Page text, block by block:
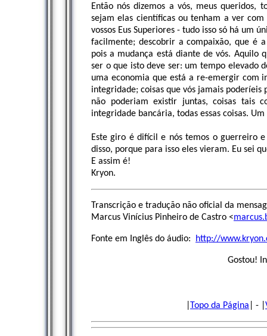
Então nós dizemos a vós, meus queridos,
sejam elas científicas ou tenham a ver com
vossos Eus Superiores - tudo isso só há um
facilmente; descobrir a compaixão, que é
pois a mudança está diante de vós. Aquilo
ser o que isto deve ser: um tempo elevado
uma economia que está a re-emergir com
integridade; coisas que vós jamais
não poderiam existir juntas, coisas tais
integridade bancária, todas essas coisas.
Este giro é difícil e nós temos o guerreiro
disso, porque para isso eles vieram. Eu sei
E assim é!
Kryon.
Transcrição e tradução não oficial da
Marcus Vinícius Pinheiro de Castro <
Fonte em Inglês do áudio: http://
Gostou!
Topo da Página | - |